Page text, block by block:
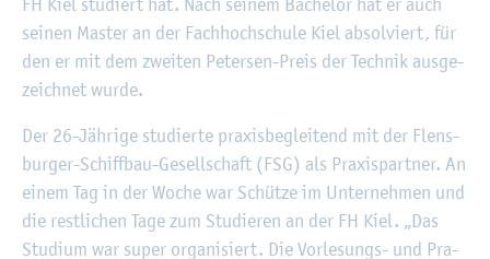
sei­nen Mas­ter an der Fach­hoch­schu­le Kiel ab­sol­viert, für
den er mit dem zwei­ten Pe­ter­sen-Preis der Tech­nik aus­ge­
zeich­net wurde.
Der 26-Jäh­ri­ge stu­dier­te pra­xis­be­glei­tend mit der Flens­
bur­ger-Schiff­bau-Ge­sell­schaft (FSG) als Pra­xis­part­ner. An
einem Tag in der Woche war Schüt­ze im Un­ter­neh­men und
die rest­li­chen Tage zum Stu­die­ren an der FH Kiel. „Das
Stu­di­um war super or­ga­ni­siert. Die Vor­le­sungs- und Pra­